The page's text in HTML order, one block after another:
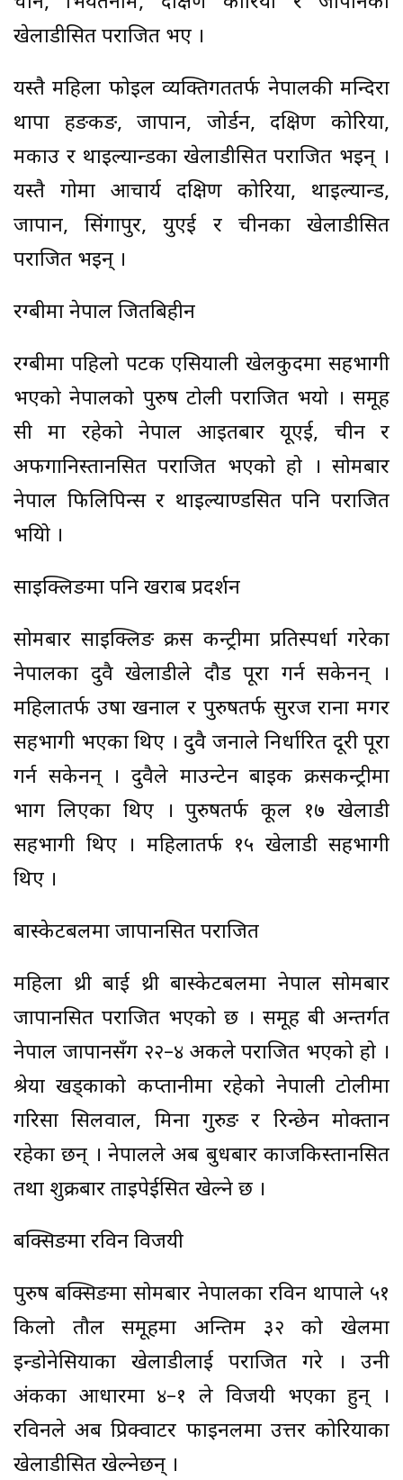
खेलाडीसित पराजित भए ।
यस्तै महिला फोइल व्यक्तिगततर्फ नेपालकी मन्दिरा
थापा हङकङ, जापान, जोर्डन, दक्षिण कोरिया,
मकाउ र थाइल्यान्डका खेलाडीसित पराजित भइन् ।
यस्तै गोमा आचार्य दक्षिण कोरिया, थाइल्यान्ड,
जापान, सिंगापुर, युएई र चीनका खेलाडीसित
पराजित भइन् ।
रग्बीमा नेपाल जितबिहीन
रग्बीमा पहिलो पटक एसियाली खेलकुदमा सहभागी
भएको नेपालको पुरुष टोली पराजित भयो । समूह
सी मा रहेको नेपाल आइतबार यूएई, चीन र
अफगानिस्तानसित पराजित भएको हो । सोमबार
नेपाल फिलिपिन्स र थाइल्याण्डसित पनि पराजित
भयोि ।
साइक्लिङमा पनि खराब प्रदर्शन
सोमबार साइक्लिङ क्रस कन्ट्रीमा प्रतिस्पर्धा गरेका
नेपालका दुवै खेलाडीले दौड पूरा गर्न सकेनन् ।
महिलातर्फ उषा खनाल र पुरुषतर्फ सुरज राना मगर
सहभागी भएका थिए । दुवै जनाले निर्धारित दूरी पूरा
गर्न सकेनन् । दुवैले माउन्टेन बाइक क्रसकन्ट्रीमा
भाग लिएका थिए । पुरुषतर्फ कूल १७ खेलाडी
सहभागी थिए । महिलातर्फ १५ खेलाडी सहभागी
थिए ।
बास्केटबलमा जापानसित पराजित
महिला थ्री बाई थ्री बास्केटबलमा नेपाल सोमबार
जापानसित पराजित भएको छ । समूह बी अन्तर्गत
नेपाल जापानसँग २२–४ अकले पराजित भएको हो ।
श्रेया खड्काको कप्तानीमा रहेको नेपाली टोलीमा
गरिसा सिलवाल, मिना गुरुङ र रिन्छेन मोक्तान
रहेका छन् । नेपालले अब बुधबार काजकिस्तानसित
तथा शुक्रबार ताइपेईसित खेल्ने छ ।
बक्सिङमा रविन विजयी
पुरुष बक्सिङमा सोमबार नेपालका रविन थापाले ५१
किलो तौल समूहमा अन्तिम ३२ को खेलमा
इन्डोनेसियाका खेलाडीलाई पराजित गरे । उनी
अंकका आधारमा ४–१ ले विजयी भएका हुन् ।
रविनले अब प्रिक्वाटर फाइनलमा उत्तर कोरियाका
खेलाडीसित खेल्नेछन् ।